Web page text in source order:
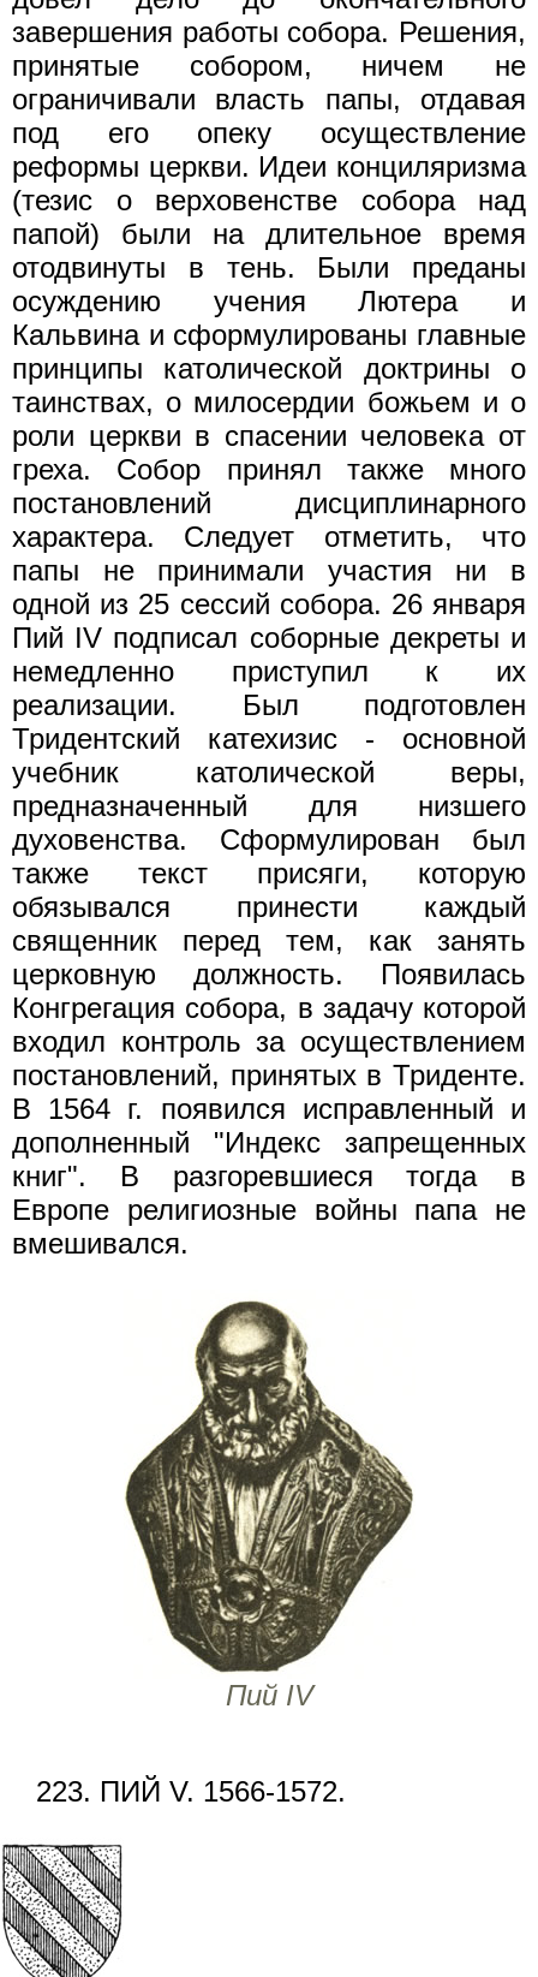
завершения работы собора. Решения,
принятые собором, ничем не
ограничивали власть папы, отдавая
под его опеку осуществление
реформы церкви. Идеи конциляризма
(тезис о верховенстве собора над
папой) были на длительное время
отодвинуты в тень. Были преданы
осуждению учения Лютера и
Кальвина и сформулированы главные
принципы католической доктрины о
таинствах, о милосердии божьем и о
роли церкви в спасении человека от
греха. Собор принял также много
постановлений дисциплинарного
характера. Следует отметить, что
папы не принимали участия ни в
одной из 25 сессий собора. 26 января
Пий IV подписал соборные декреты и
немедленно приступил к их
реализации. Был подготовлен
Тридентский катехизис - основной
учебник католической веры,
предназначенный для низшего
духовенства. Сформулирован был
также текст присяги, которую
обязывался принести каждый
священник перед тем, как занять
церковную должность. Появилась
Конгрегация собора, в задачу которой
входил контроль за осуществлением
постановлений, принятых в Триденте.
В 1564 г. появился исправленный и
дополненный "Индекс запрещенных
книг". В разгоревшиеся тогда в
Европе религиозные войны папа не
вмешивался.
Пий IV
223. ПИЙ V. 1566-1572.